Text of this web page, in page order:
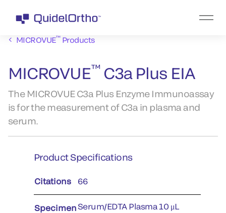
MICROVUE™Products
MICROVUE™ C3a Plus EIA
The MICROVUE C3a Plus Enzyme Immunoassay
is for the measurement of C3a in plasma and
serum.
Product Specifications
Citations 66
Specimen Serum/EDTA Plasma 10 μL